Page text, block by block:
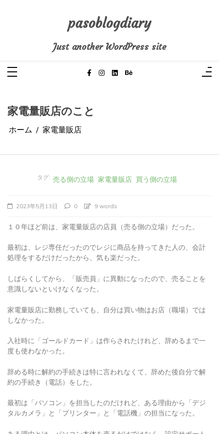
pasoblogdiary
Just another WordPress site
家電量販店のこと
ホーム 家電量販店
売る側の立場 家電量販店 買う側の立場
１０年ほど前は、家電量販店の店員（売る側の立場）だった。
最初は、レジ専任だったのでレジに商品を持ってきた人の、会計
処理をするだけだったから、気も楽だった。
しばらくしてから、「販売員」に異動になったので、売ることを
意識しないといけなくなった。
家電量販店に勤務していても、自分は買い物はお店（職場）では
しなかった。
入社時に「ゴールドカード」は作らされたけれど、辞めるまで一
度も使わなかった。
辞める時に解約の手続きは特に言われなくて、辞めた後自分で解
約の手続き（電話）をした。
最初は「パソコン」を担当したのだけれど、ある理由から「デジ
タルカメラ」と「プリンター」と「電話機」の担当になった。
ある理由とは、パソコン本体を売るだけではなく、設定サポート